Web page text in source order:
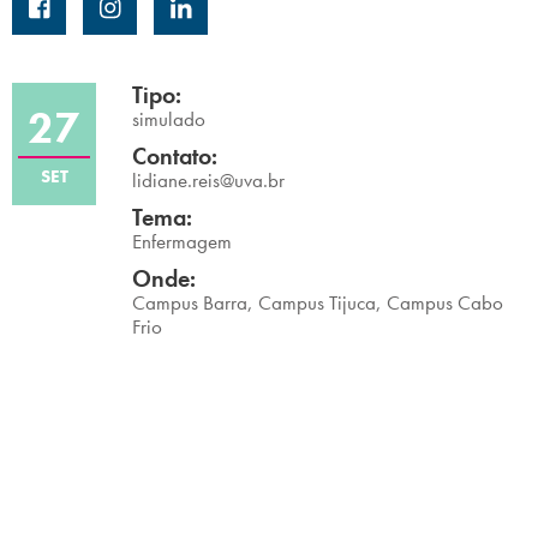
Campi/Unidades
Atendimento (21) 2574 8888
Conclua sua Matrícula
INSCREVA-SE
ÁREA DO ALUNO
27
SET
Tipo:
simulado
Contato:
lidiane.reis@uva.br
Tema:
Enfermagem
Onde:
Campus Barra, Campus Tijuca, Campus Cabo
Frio